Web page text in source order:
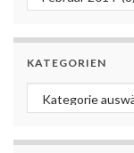
KATEGORIEN
Kategorien